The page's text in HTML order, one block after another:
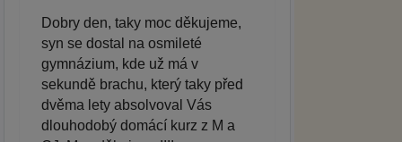
Dobry den, taky moc děkujeme,
syn se dostal na osmileté
gymnázium, kde už má v
sekundě brachu, který taky před
dvěma lety absolvoval Vás
dlouhodobý domácí kurz z M a